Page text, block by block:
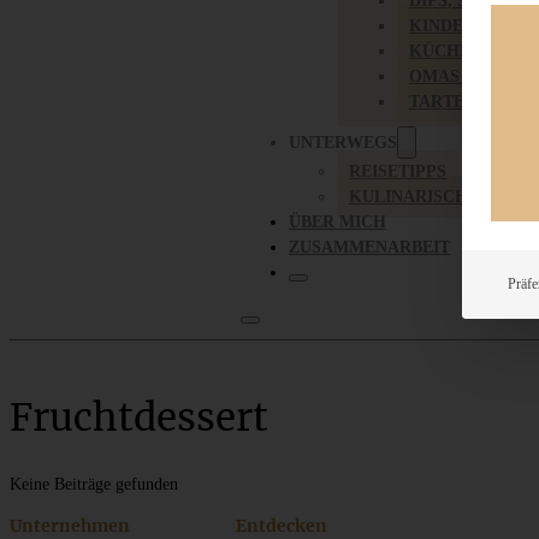
UNTERWEGS
REISETIPPS
KULINARISCH
ÜBER MICH
ZUSAMMENARBEIT
Fruchtdessert
Keine Beiträge gefunden
Unternehmen Entdecken